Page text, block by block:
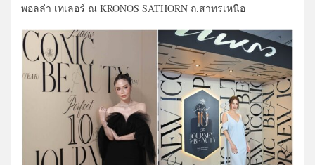
พอลล่า เทเลอร์ ณ KRONOS SATHORN ถ.สาทรเหนือ